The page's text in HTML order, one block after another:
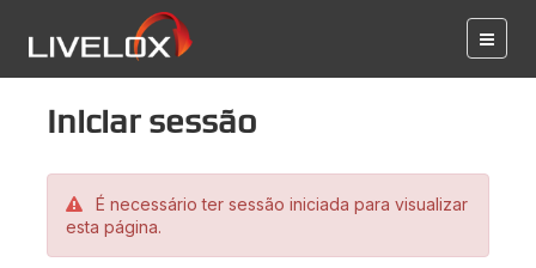
Iniciar sessão
É necessário ter sessão iniciada para visualizar
esta página.